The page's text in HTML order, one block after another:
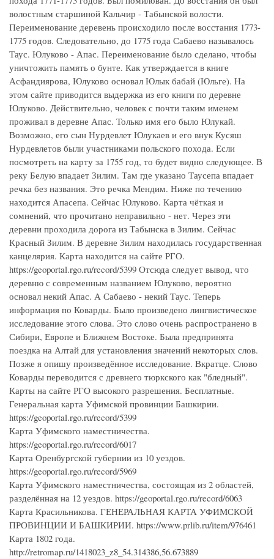
волостным старшиной Кальчир - Табынской волости.
Переименование деревень происходило после восстания 1773-
1775 годов. Следовательно, до 1775 года Сабаево называлось
Таус. Юлуково - Апас. Переименование было сделано, чтобы
уничтожить память о бунте. Как утверждается в книге
Асфандиярова, Юлуково основал Юлык бабай (Юльге). На
этом сайте приводится выдержка из его книги по деревне
Юлуково. Действительно, человек с почти таким именем
проживал в деревне Апас. Только имя его было Юлукай.
Возможно, его сын Нурдевлет Юлукаев и его внук Кусяш
Нурдевлетов были участниками польского похода. Если
посмотреть на карту за 1755 год, то будет видно следующее. В
реку Белую впадает Зилим. Там где указано Таусепа впадает
речка без названия. Это речка Мендим. Ниже по течению
находится Апасепа. Сейчас Юлуково. Карта чёткая и
сомнений, что прочитано неправильно - нет. Через эти
деревни проходила дорога из Табынска в Зилим. Сейчас
Красный Зилим. В деревне Зилим находилась государственная
канцелярия. Карта находится на сайте РГО.
https://geoportal.rgo.ru/record/5399 Отсюда следует вывод, что
деревню с современным названием Юлуково, вероятно
основал некий Апас. А Сабаево - некий Таус. Теперь
информация по Коварды. Было произведено лингвистическое
исследование этого слова. Это слово очень распространено в
Сибири, Европе и Ближнем Востоке. Была предпринята
поездка на Алтай для установления значений некоторых слов.
Позже я опишу произведённое исследование. Вкратце. Слово
Коварды переводится с древнего тюркского как "бледный".
Карты на сайте РГО высокого разрешения. Бесплатные.
Генеральная карта Уфимской провинции Башкирии.
https://geoportal.rgo.ru/record/5399
Карта Уфимского наместничества.
https://geoportal.rgo.ru/record/6017
Карта Оренбургской губернии из 10 уездов.
https://geoportal.rgo.ru/record/5969
Карта Уфимского наместничества, состоящая из 2 областей,
разделённая на 12 уездов. https://geoportal.rgo.ru/record/6063
Карта Красильникова. ГЕНЕРАЛЬНАЯ КАРТА УФИМСКОЙ
ПРОВИНЦИИ И БАШКИРИИ. https://www.prlib.ru/item/976461
Карта 1802 года.
http://retromap.ru/1418023_z8_54.314386,56.673889